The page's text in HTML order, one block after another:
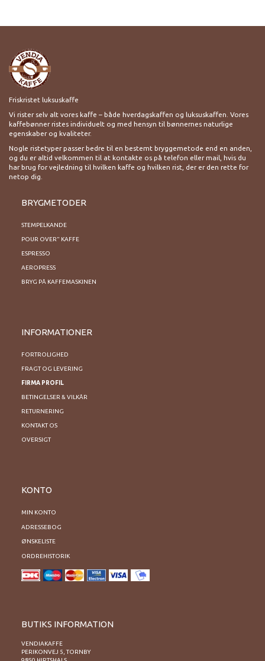
Friskristet luksuskaffe
Vi rister selv alt vores kaffe – både hverdagskaffen og luksuskaffen. Vores
kaffebønner ristes individuelt og med hensyn til bønnernes naturlige
egenskaber og kvaliteter.
Nogle ristetyper passer bedre til en bestemt bryggemetode end en anden,
og du er altid velkommen til at kontakte os på telefon eller mail, hvis du
har brug for vejledning til hvilken kaffe og hvilken rist, der er den rette for
netop dig.
BRYGMETODER
STEMPELKANDE
POUR OVER" KAFFE
ESPRESSO
AEROPRESS
BRYG PÅ KAFFEMASKINEN
INFORMATIONER
FORTROLIGHED
FRAGT OG LEVERING
FIRMA PROFIL
BETINGELSER & VILKÅR
RETURNERING
KONTAKT OS
OVERSIGT
KONTO
MIN KONTO
ADRESSEBOG
ØNSKELISTE
ORDREHISTORIK
BUTIKS INFORMATION
VENDIAKAFFE
PERIKONVEJ 5, TORNBY